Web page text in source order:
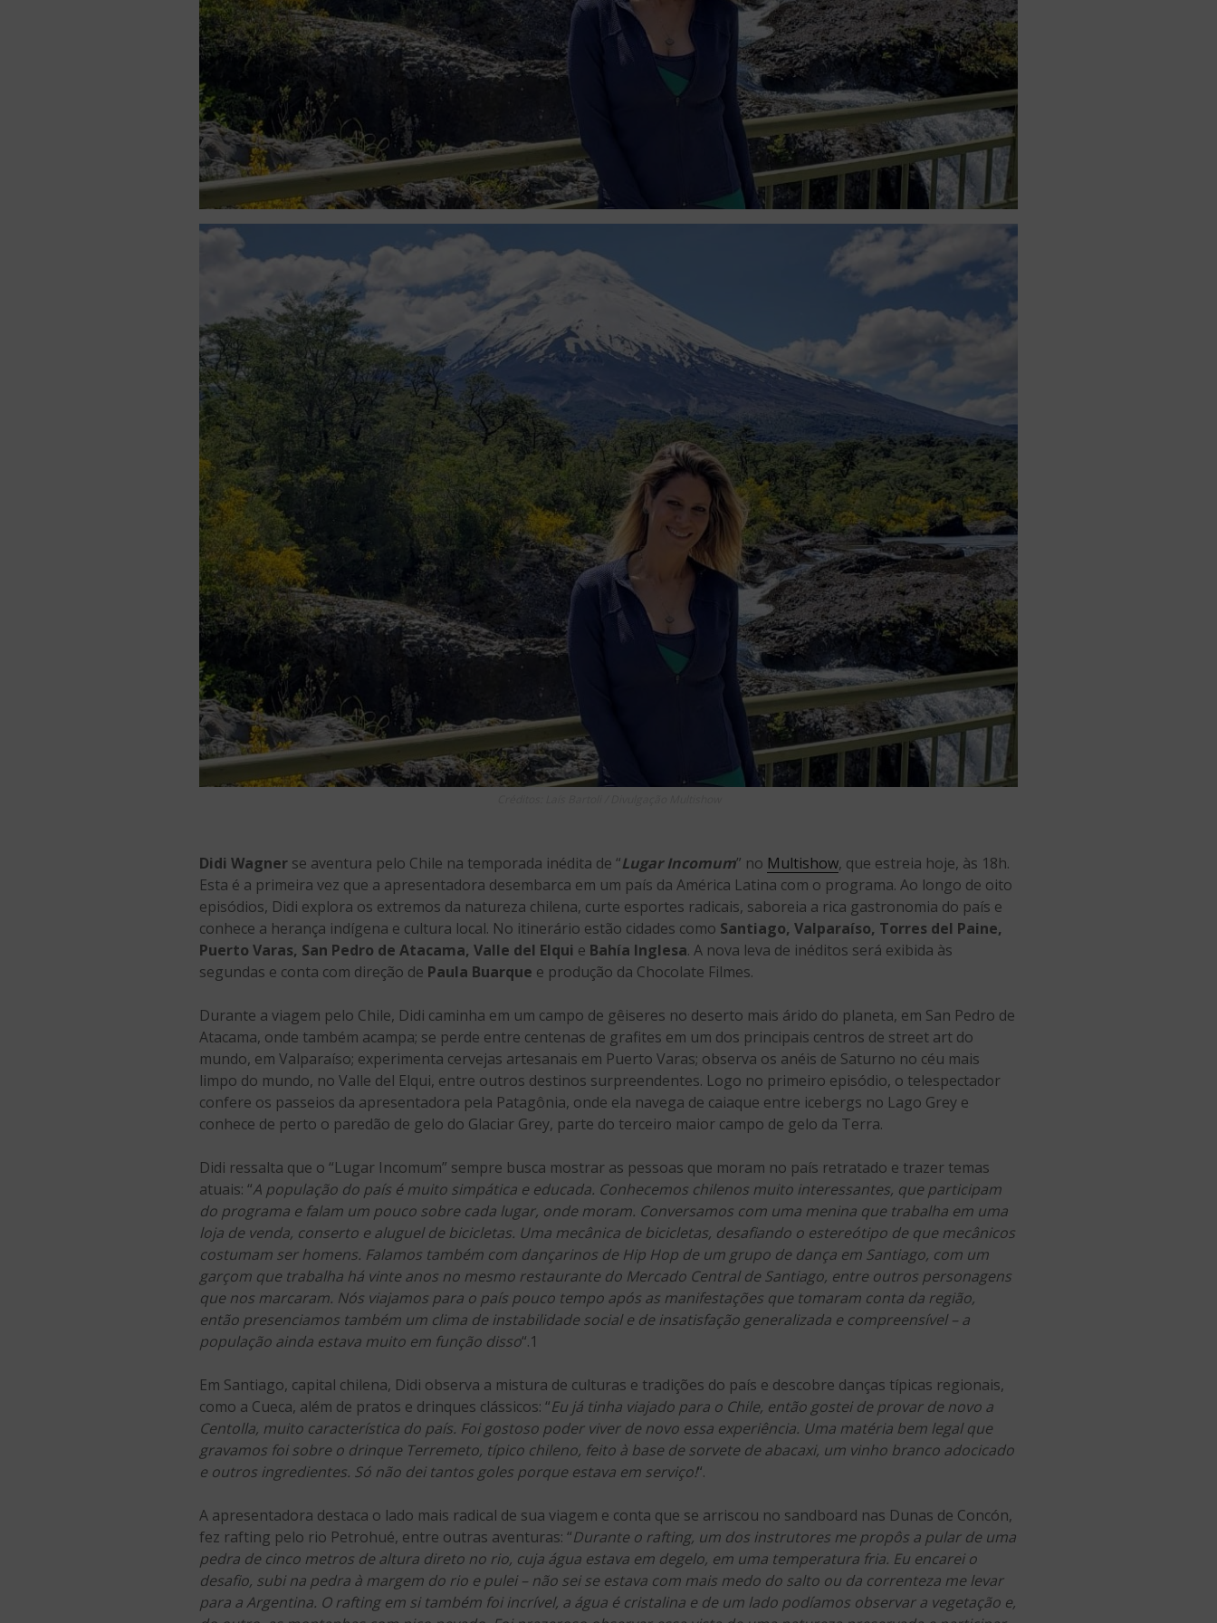
Didi Wagner se aventura pelo Chile na temporada inédita de “Lugar Incomum” no Multishow, que estreia hoje, às 18h.
Esta é a primeira vez que a apresentadora desembarca em um país da América Latina com o programa. Ao longo de oito
episódios, Didi explora os extremos da natureza chilena, curte esportes radicais, saboreia a rica gastronomia do país e
conhece a herança indígena e cultura local. No itinerário estão cidades como Santiago, Valparaíso, Torres del Paine,
Puerto Varas, San Pedro de Atacama, Valle del Elqui e Bahía Inglesa. A nova leva de inéditos será exibida às
segundas e conta com direção de Paula Buarque e produção da Chocolate Filmes.
Durante a viagem pelo Chile, Didi caminha em um campo de gêiseres no deserto mais árido do planeta, em San Pedro de
Atacama, onde também acampa; se perde entre centenas de grafites em um dos principais centros de street art do
mundo, em Valparaíso; experimenta cervejas artesanais em Puerto Varas; observa os anéis de Saturno no céu mais
limpo do mundo, no Valle del Elqui, entre outros destinos surpreendentes. Logo no primeiro episódio, o telespectador
confere os passeios da apresentadora pela Patagônia, onde ela navega de caiaque entre icebergs no Lago Grey e
conhece de perto o paredão de gelo do Glaciar Grey, parte do terceiro maior campo de gelo da Terra.
Didi ressalta que o “Lugar Incomum” sempre busca mostrar as pessoas que moram no país retratado e trazer temas
atuais: “A população do país é muito simpática e educada. Conhecemos chilenos muito interessantes, que participam
do programa e falam um pouco sobre cada lugar, onde moram. Conversamos com uma menina que trabalha em uma
loja de venda, conserto e aluguel de bicicletas. Uma mecânica de bicicletas, desafiando o estereótipo de que mecânicos
costumam ser homens. Falamos também com dançarinos de Hip Hop de um grupo de dança em Santiago, com um
garçom que trabalha há vinte anos no mesmo restaurante do Mercado Central de Santiago, entre outros personagens
que nos marcaram. Nós viajamos para o país pouco tempo após as manifestações que tomaram conta da região,
então presenciamos também um clima de instabilidade social e de insatisfação generalizada e compreensível – a
população ainda estava muito em função disso“.1
Em Santiago, capital chilena, Didi observa a mistura de culturas e tradições do país e descobre danças típicas regionais,
como a Cueca, além de pratos e drinques clássicos: “Eu já tinha viajado para o Chile, então gostei de provar de novo a
Centolla, muito característica do país. Foi gostoso poder viver de novo essa experiência. Uma matéria bem legal que
gravamos foi sobre o drinque Terremeto, típico chileno, feito à base de sorvete de abacaxi, um vinho branco adocicado
e outros ingredientes. Só não dei tantos goles porque estava em serviço!“.
A apresentadora destaca o lado mais radical de sua viagem e conta que se arriscou no sandboard nas Dunas de Concón,
fez rafting pelo rio Petrohué, entre outras aventuras: “Durante o rafting, um dos instrutores me propôs a pular de uma
pedra de cinco metros de altura direto no rio, cuja água estava em degelo, em uma temperatura fria. Eu encarei o
desafio, subi na pedra à margem do rio e pulei – não sei se estava com mais medo do salto ou da correnteza me levar
para a Argentina. O rafting em si também foi incrível, a água é cristalina e de um lado podíamos observar a vegetação e,